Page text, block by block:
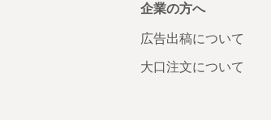
企業の方へ
広告出稿について
大口注文について